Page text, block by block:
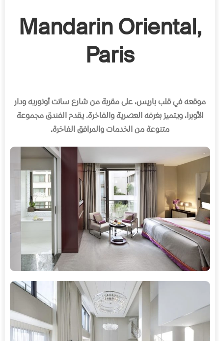
Mandarin Oriental,
Paris
موقعه في قلب باريس، على مقربة من شارع سانت أونوريه ودار
الأوبرا، ويتميز بغرفه العصرية والفاخرة.يقدم الفندق مجموعة
متنوعة من الخدمات والمرافق الفاخرة.